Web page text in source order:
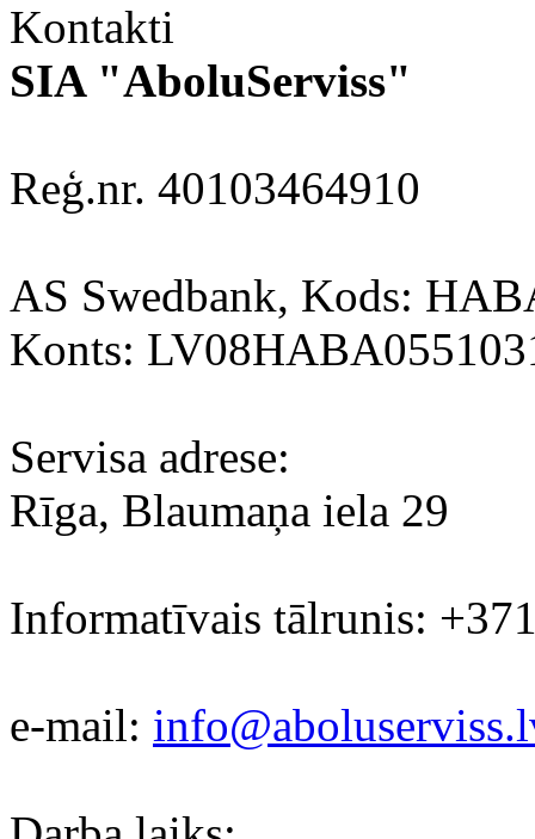
Kontakti
SIA "AboluServiss"
Reģ.nr. 40103464910
AS Swedbank, Kods:
Konts:
Servisa adrese:
Rīga, Blaumaņa iela 29
Informatīvais tālrunis:
e-mail: